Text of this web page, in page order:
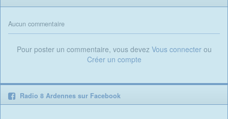
Aucun commentaire
Pour poster un commentaire, vous devez Vous connecterou
Créer un compte
Radio 8 Ardennes sur Facebook